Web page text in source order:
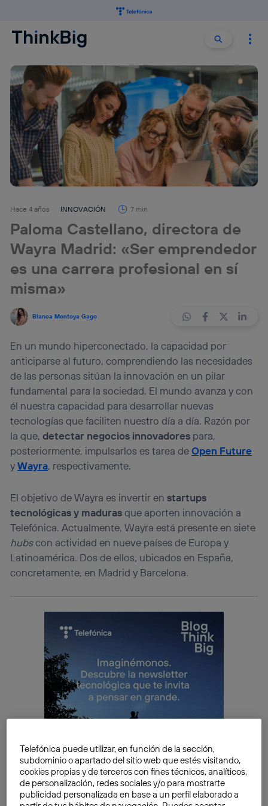
Buscar
Hace 4 años INNOVACIÓN 7 min
Paloma Castellano, directora de
Wayra Madrid: «Ser emprendedor
es una carrera profesional en sí
misma»
Blanca Montoya Gago
En un mundo hiperconectado, la capacidad por
anticiparse al futuro, comprendiendo las necesidades
de las personas sitúan la innovación en un pilar
fundamental para la sociedad. El mundo avanza y con
él nuestra capacidad para desarrollar nuevas
tecnologías que faciliten nuestro día a día. Razón por
la que,detectar negocios innovadores para,
posteriormente, impulsarlos es tarea deOpen Future
yWayra, respectivamente.
El objetivo de Wayra es invertir en startups
tecnológicas y madurasque aporten innovación a
Telefónica. Actualmente, Wayra está presente en siete
hubscon actividad en nueve países de Europa y
Latinoamérica. Dos de ellos, ubicados en España,
concretamente, en Madrid y Barcelona.
Telefónica puede utilizar, en función de la sección,
subdominio o apartado del sitio web que estés visitando,
cookies propias y de terceros con fines técnicos, analíticos,
de personalización, redes sociales y/o para mostrarte
publicidad personalizada en base a un perfil elaborado a